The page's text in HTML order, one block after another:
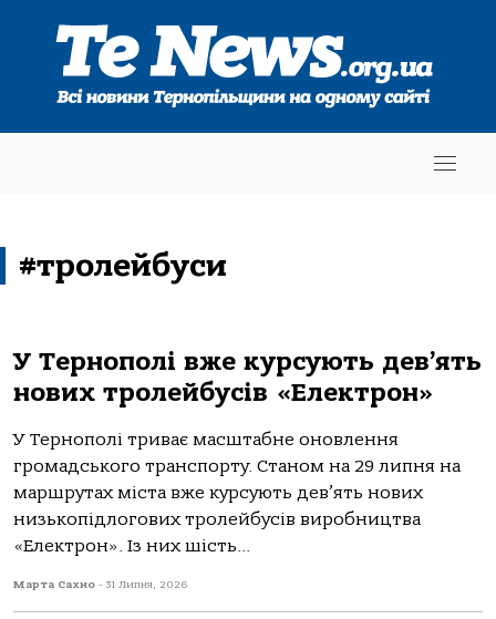
#тролейбуси
У Тернополі вже курсують дев’ять
нових тролейбусів «Електрон»
У Тернополі триває масштабне оновлення
громадського транспорту. Станом на 29 липня на
маршрутах міста вже курсують дев’ять нових
низькопідлогових тролейбусів виробництва
«Електрон». Із них шість...
Марта Сахно - 31 Липня, 2026